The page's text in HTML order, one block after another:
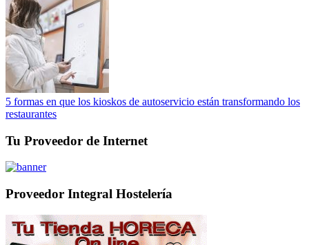
5 formas en que los kioskos de autoservicio están transformando los
restaurantes
Tu Proveedor de Internet
Proveedor Integral Hostelería